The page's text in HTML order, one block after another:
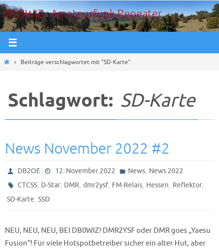
Zum
Inhalt
springen
DBØWIZ - Amateurfunk Repeater
StartBeiträge verschlagwortet mit "SD-Karte"
Schlagwort: SD-Karte
News November 2022 #2
DB2OE 12. November 2022 News, News 2022
CTCSS, D-Star, DMR,dmr2ysf, FM-Relais, Hessen, Reflektor,
SD-Karte, SSD
NEU, NEU, NEU, BEI DB0WIZ! DMR2YSF oder DMR goes „Yaesu
Fusion“! Für viele Hotspotbetreiber sicher ein alter Hut, aber